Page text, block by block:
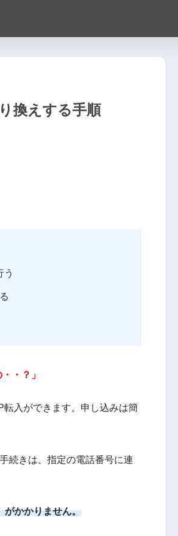
換えする手順
う
・？」
入ができます。申し込みは簡
続きは、指定の電話番号に連
がかかりません。